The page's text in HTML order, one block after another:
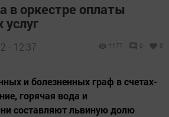
в оркестре оплаты
- 12:37 1177 0 0
и болезненных граф в счетах-
горячая вода и
составляют львиную долю